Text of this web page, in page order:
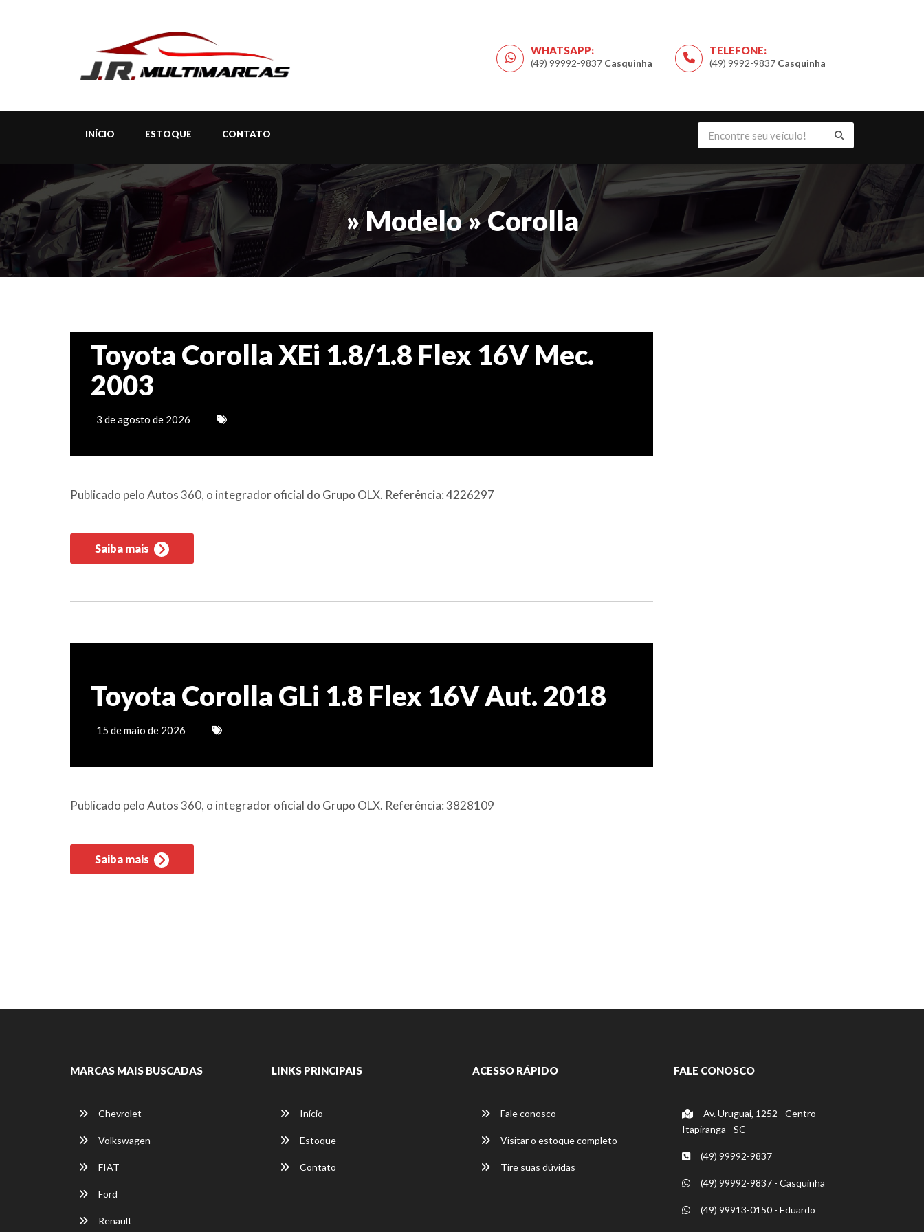
TELEFONE:
(49) 9992-9837 Casquinha
WHATSAPP:
(49) 99992-9837 Casquinha
INÍCIO ESTOQUE CONTATO
» Modelo » Corolla
Toyota Corolla XEi 1.8/1.8 Flex 16V Mec.
2003
3 de agosto de 2026
Publicado pelo Autos 360, o integrador oficial do Grupo OLX. Referência: 4226297
Saiba mais
Toyota Corolla GLi 1.8 Flex 16V Aut. 2018
15 de maio de 2026
Publicado pelo Autos 360, o integrador oficial do Grupo OLX. Referência: 3828109
Saiba mais
MARCAS MAIS BUSCADAS
Chevrolet
Volkswagen
FIAT
Ford
Renault
LINKS PRINCIPAIS
Início
Estoque
Contato
ACESSO RÁPIDO
Fale conosco
Visitar o estoque completo
Tire suas dúvidas
FALE CONOSCO
Av. Uruguai, 1252 - Centro -
Itapiranga - SC
(49) 99992-9837
(49) 99992-9837 - Casquinha
(49) 99913-0150 - Eduardo